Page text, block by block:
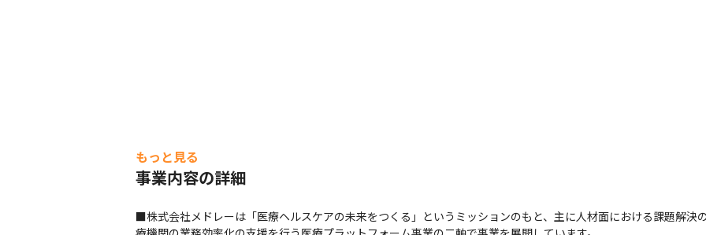
もっと見る
事業内容の詳細
■株式会社メドレーは「医療ヘルスケアの未来をつくる」というミッションのもと、主に人材面における課題解決